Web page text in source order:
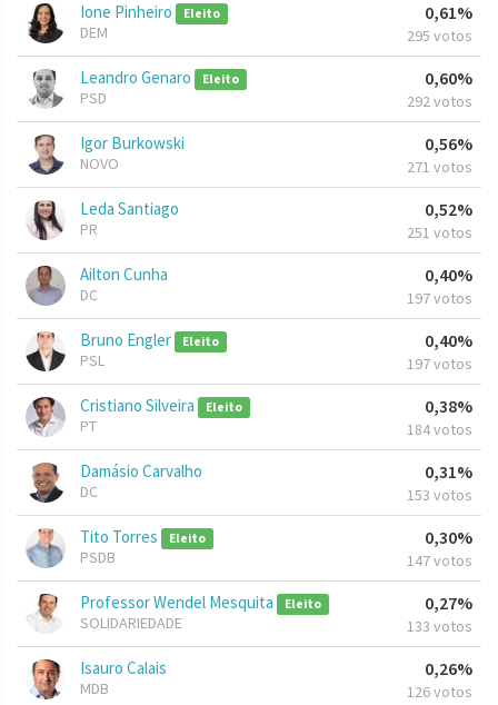
Ione Pinheiro Eleito
DEM
0,61%
295 votos
Leandro Genaro Eleito
PSD
0,60%
292 votos
Igor Burkowski
NOVO
0,56%
271 votos
Leda Santiago
PR
0,52%
251 votos
Ailton Cunha
DC
0,40%
197 votos
Bruno Engler Eleito
PSL
0,40%
197 votos
Cristiano Silveira Eleito
PT
0,38%
184 votos
Damásio Carvalho
DC
0,31%
153 votos
Tito Torres Eleito
PSDB
0,30%
147 votos
Professor Wendel Mesquita Eleito
SOLIDARIEDADE
0,27%
133 votos
Isauro Calais
MDB
0,26%
126 votos